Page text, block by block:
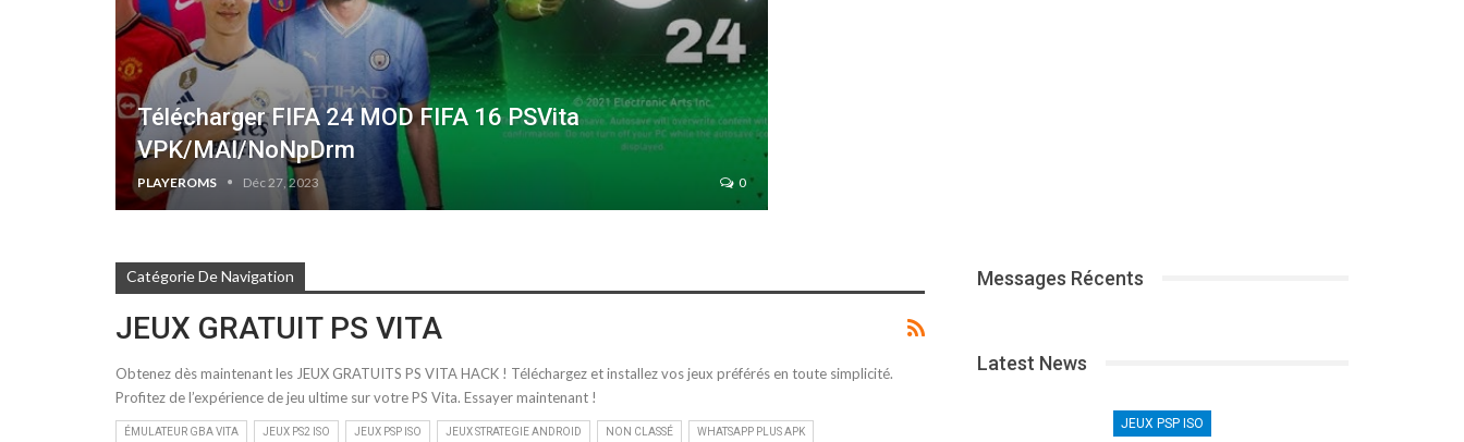
Télécharger FIFA 24 MOD FIFA 16 PSVita
VPK/MAI/NoNpDrm
PLAYEROMS Déc 27, 2023 0
Catégorie De Navigation
JEUX GRATUIT PS VITA
Obtenez dès maintenant les JEUX GRATUITS PS VITA HACK ! Téléchargez et installez vos jeux préférés en toute simplicité.
Profitez de l’expérience de jeu ultime sur votre PS Vita. Essayer maintenant !
ÉMULATEUR GBA VITA JEUX PS2 ISO JEUX PSP ISO JEUX STRATEGIE ANDROID NON CLASSÉ WHATSAPP PLUS APK
Messages Récents
Latest News
JEUX PSP ISO